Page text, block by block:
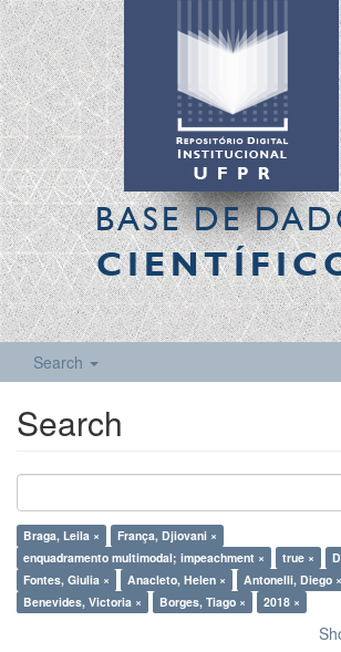
BASE DE
Search
Search
Braga, Leila ×
França, Djiovani ×
enquadramento multimodal; impeachment ×
true ×
Fontes, Giulia ×
Anacleto, Helen × Antonelli, Diego ×
Benevides, Victoria ×
Borges, Tiago × 2018 ×